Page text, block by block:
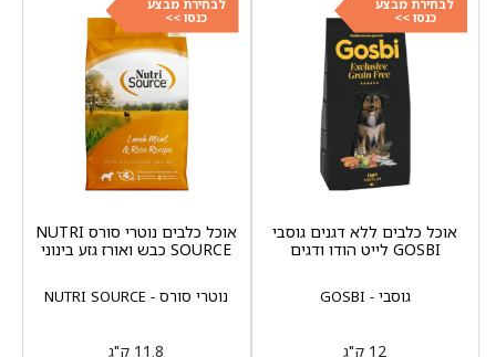
לבחירת מבצע
כנסו >>
גוסבי - GOSBI
אוכל כלבים ללא דגנים גוסבי
GOSBI לייט הודו ודגים
12 ק"ג
לבחירת מבצע
כנסו >>
נוטרי סורס - NUTRI SOURCE
אוכל כלבים נוטרי סורס NUTRI
SOURCE כבש ואורז גזע בינוני
11.8 ק"ג